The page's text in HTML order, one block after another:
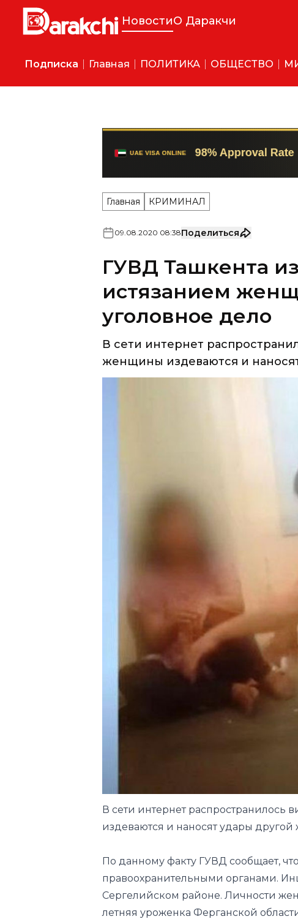
НовостиО Даракчи
Подписка Главная ПОЛИТИКА ОБЩЕСТВО
Главная КРИМИНАЛ
09 08 2020 08:38Поделиться
ГУВД Ташкента
истязанием
уголовное дело
В сети интернет
женщины издеваются и
В сети интернет распространилось
издеваются и наносят удары
По данному факту ГУВД сообщает,
правоохранительными органами.
Сергелийском районе. Личности
летняя уроженка Ферганской